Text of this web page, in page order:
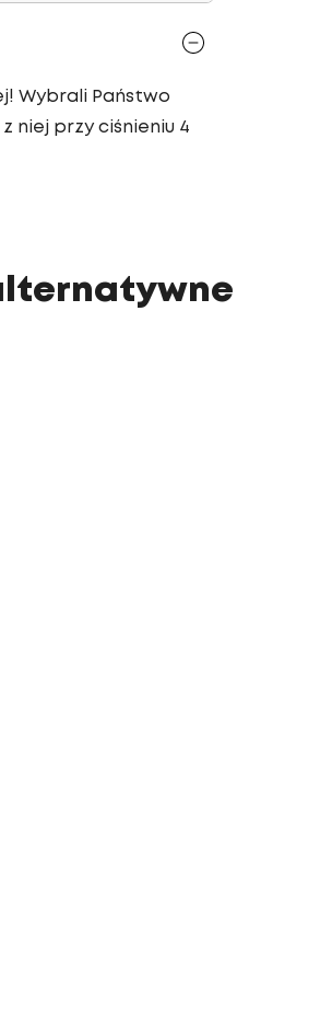
Wybrali Państwo
niej przy ciśnieniu 4